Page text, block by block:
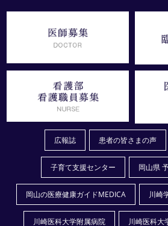
広報誌 患者の皆さまの声
子育て支援センター 岡山県
岡山の医療健康ガイドMEDICA 川崎
川崎医科大学附属病院 川崎医科大